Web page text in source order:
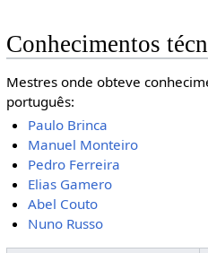
Conhecimentos
Mestres onde obteve
português:
Paulo Brinca
Manuel Monteiro
Pedro Ferreira
Elias Gamero
Abel Couto
Nuno Russo